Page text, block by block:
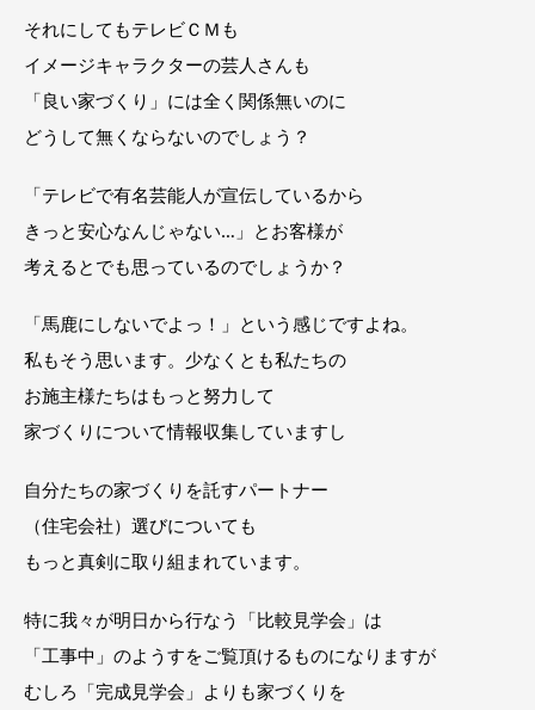
それにしてもテレビＣＭも
イメージキャラクターの芸人さんも
「良い家づくり」には全く関係無いのに
どうして無くならないのでしょう？
「テレビで有名芸能人が宣伝しているから
きっと安心なんじゃない…」とお客様が
考えるとでも思っているのでしょうか？
「馬鹿にしないでよっ！」という感じですよね。
私もそう思います。少なくとも私たちの
お施主様たちはもっと努力して
家づくりについて情報収集していますし
自分たちの家づくりを託すパートナー
（住宅会社）選びについても
もっと真剣に取り組まれています。
特に我々が明日から行なう「比較見学会」は
「工事中」のようすをご覧頂けるものになりますが
むしろ「完成見学会」よりも家づくりを